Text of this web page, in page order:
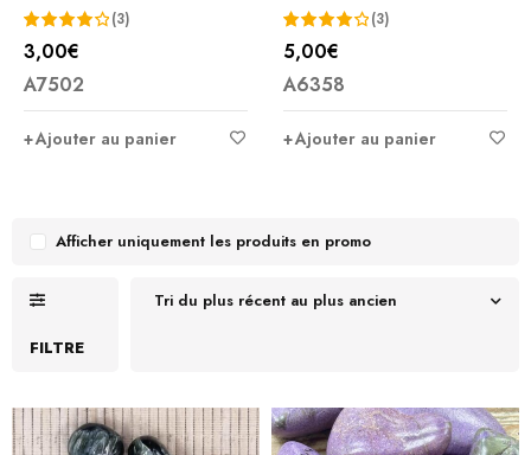
Note
4.33
(3)
3,00€
A7502
Ajouter au panier
MADAGASCAR
Note
4.33
(3)
5,00€
A6358
Ajouter au panier
FILTRE
Tri du plus récent au plus ancien
Afficher uniquement les produits en promo